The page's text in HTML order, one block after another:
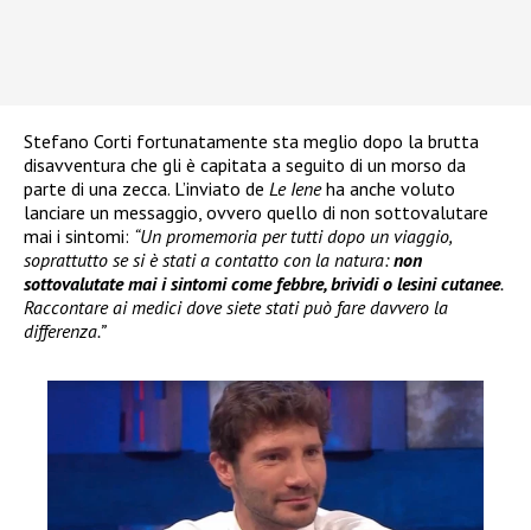
Stefano Corti fortunatamente sta meglio dopo la brutta
disavventura che gli è capitata a seguito di un morso da
parte di una zecca. L’inviato de Le Ieneha anche voluto
lanciare un messaggio, ovvero quello di non sottovalutare
mai i sintomi: “Un promemoria per tutti dopo un viaggio,
soprattutto se si è stati a contatto con la natura:non
sottovalutate mai i sintomi come febbre, brividi o lesini cutanee.
Raccontare ai medici dove siete stati può fare davvero la
differenza.”